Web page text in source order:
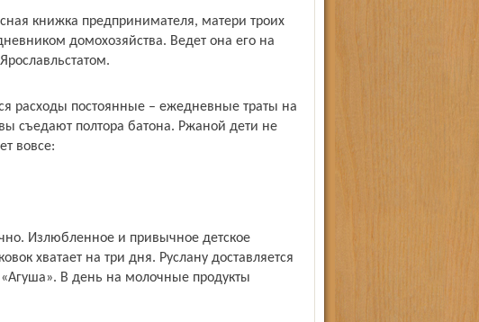
книжка предпринимателя, матери троих
домохозяйства. Ведет она его на
расходы постоянные – ежедневные траты на
съедают полтора батона. Ржаной дети не
вовсе:
Излюбленное и привычное детское
хватает на три дня. Руслану доставляется
В день на молочные продукты